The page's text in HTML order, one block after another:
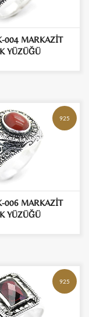
004 MARKAZİT
YÜZÜĞÜ
925
006 MARKAZİT
YÜZÜĞÜ
925